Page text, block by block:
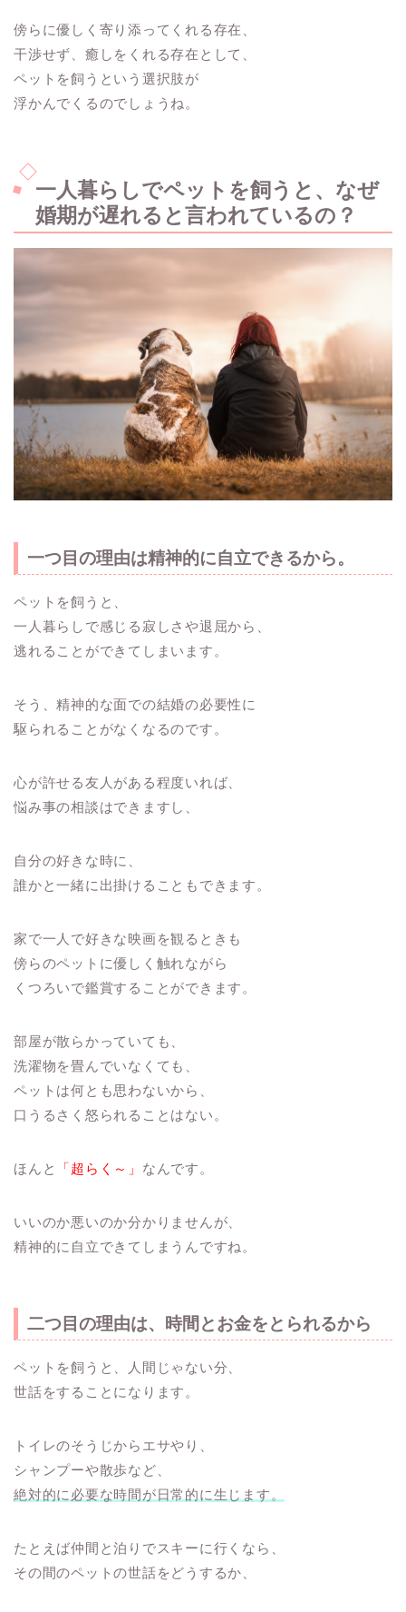
傍らに優しく寄り添ってくれる存在、
干渉せず、癒しをくれる存在として、
ペットを飼うという選択肢が
浮かんでくるのでしょうね。
一人暮らしでペットを飼うと、なぜ
婚期が遅れると言われているの？
一つ目の理由は精神的に自立できるから。
ペットを飼うと、
一人暮らしで感じる寂しさや退屈から、
逃れることができてしまいます。
そう、精神的な面での結婚の必要性に
駆られることがなくなるのです。
心が許せる友人がある程度いれば、
悩み事の相談はできますし、
自分の好きな時に、
誰かと一緒に出掛けることもできます。
家で一人で好きな映画を観るときも
傍らのペットに優しく触れながら
くつろいで鑑賞することができます。
部屋が散らかっていても、
洗濯物を畳んでいなくても、
ペットは何とも思わないから、
口うるさく怒られることはない。
ほんと 「超らく～」 なんです。
いいのか悪いのか分かりませんが、
精神的に自立できてしまうんですね。
二つ目の理由は、 時間とお金をとられるから
ペットを飼うと、人間じゃない分、
世話をすることになります。
トイレのそうじからエサやり、
シャンプーや散歩など、
絶対的に必要な時間が日常的に生じます。
たとえば仲間と泊りでスキーに行くなら、
その間のペットの世話をどうするか、